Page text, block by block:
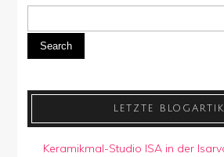
Search
LETZTE
Keramikmal-Studio ISA in der